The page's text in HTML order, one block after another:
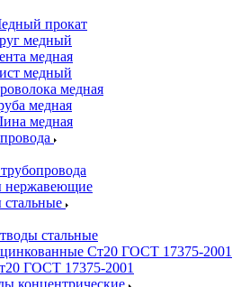
прокат
медный
медная
медный
медная
медная
медная
нержавеющие
стальные
Ст20 ГОСТ 17375-2001
ГОСТ 17375-2001
концентрические